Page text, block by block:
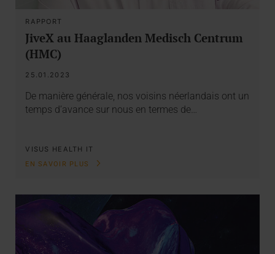
RAPPORT
JiveX au Haaglanden Medisch Centrum
(HMC)
25.01.2023
De manière générale, nos voisins néerlandais ont un
temps d’avance sur nous en termes de…
VISUS HEALTH IT
EN SAVOIR PLUS